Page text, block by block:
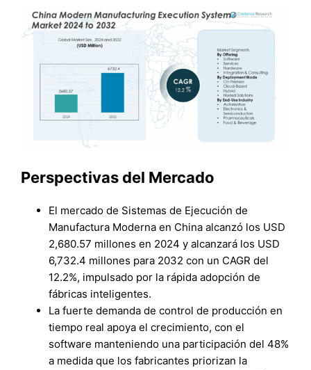
Perspectivas del Mercado
El mercado de Sistemas de Ejecución de
Manufactura Moderna en China alcanzó los USD
2,680.57 millones en 2024 y alcanzará los USD
6,732.4 millones para 2032 con un CAGR del
12.2%, impulsado por la rápida adopción de
fábricas inteligentes.
La fuerte demanda de control de producción en
tiempo real apoya el crecimiento, con el
software manteniendo una participación del 48%
a medida que los fabricantes priorizan la